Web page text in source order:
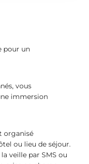
pour un
vous
immersion
organisé
ou lieu de séjour.
veille par SMS ou